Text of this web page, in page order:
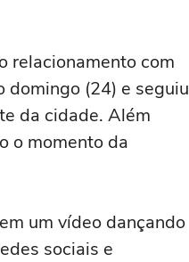
relacionamento com
domingo (24) e seguiu
da cidade. Além
o momento da
um vídeo dançando
sociais e